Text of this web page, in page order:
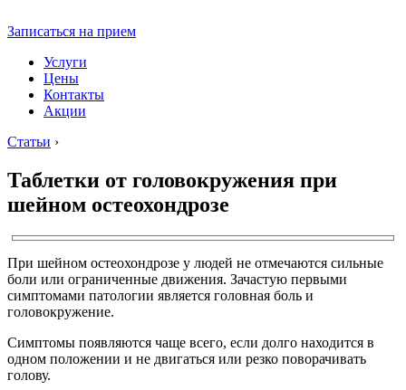
Записаться на прием
Услуги
Цены
Контакты
Акции
Статьи ›
Таблетки от головокружения при
шейном остеохондрозе
При шейном остеохондрозе у людей не отмечаются сильные
боли или ограниченные движения. Зачастую первыми
симптомами патологии является головная боль и
головокружение.
Симптомы появляются чаще всего, если долго находится в
одном положении и не двигаться или резко поворачивать
голову.